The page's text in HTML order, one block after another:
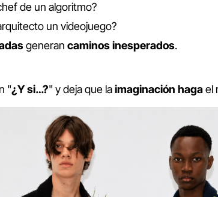
de un algoritmo?
un videojuego?
generan caminosinesperados.
"¿Y si…?" y deja que laimaginación hagael